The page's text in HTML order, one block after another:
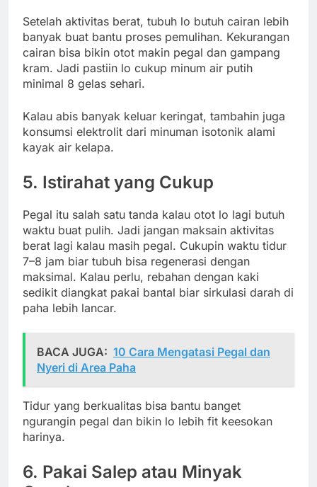
Setelah aktivitas berat, tubuh lo butuh cairan lebih
banyak buat bantu proses pemulihan. Kekurangan
cairan bisa bikin otot makin pegal dan gampang
kram. Jadi pastiin lo cukup minum air putih
minimal 8 gelas sehari.
Kalau abis banyak keluar keringat, tambahin juga
konsumsi elektrolit dari minuman isotonik alami
kayak air kelapa.
5. Istirahat yang Cukup
Pegal itu salah satu tanda kalau otot lo lagi butuh
waktu buat pulih. Jadi jangan maksain aktivitas
berat lagi kalau masih pegal. Cukupin waktu tidur
7–8 jam biar tubuh bisa regenerasi dengan
maksimal. Kalau perlu, rebahan dengan kaki
sedikit diangkat pakai bantal biar sirkulasi darah di
paha lebih lancar.
BACA JUGA: 10 Cara Mengatasi Pegal dan
Nyeri di Area Paha
Tidur yang berkualitas bisa bantu banget
ngurangin pegal dan bikin lo lebih fit keesokan
harinya.
6. Pakai Salep atau Minyak